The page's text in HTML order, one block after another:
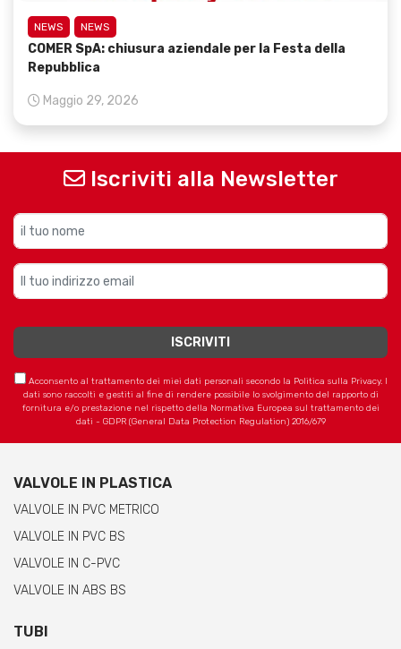
NEWS NEWS
COMER SpA: chiusura aziendale per la Festa della
Repubblica
Maggio 29, 2026
Iscriviti alla Newsletter
Acconsento al trattamento dei miei dati personali secondo la Politica sulla Privacy. I
dati sono raccolti e gestiti al fine di rendere possibile lo svolgimento del rapporto di
fornitura e/o prestazione nel rispetto della Normativa Europea sul trattamento dei
dati - GDPR (General Data Protection Regulation) 2016/679
VALVOLE IN PLASTICA
VALVOLE IN PVC METRICO
VALVOLE IN PVC BS
VALVOLE IN C-PVC
VALVOLE IN ABS BS
TUBI